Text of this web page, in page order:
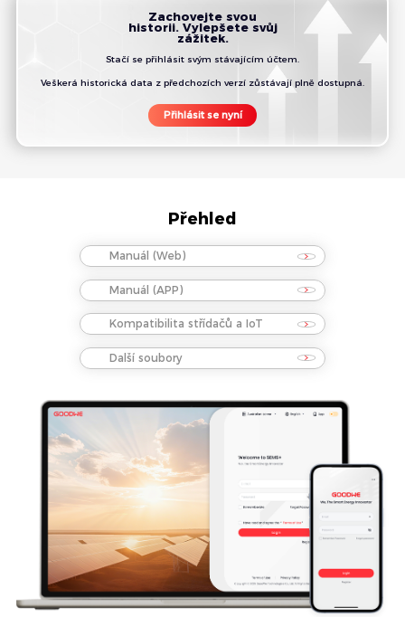
Zachovejte svou
historii. Vylepšete svůj
zážitek.
Stačí se přihlásit svým stávajícím účtem.
Veškerá historická data z předchozích verzí zůstávají plně dostupná.
Přihlásit se nyní
Přehled
Manuál (Web)
Manuál (APP)
Kompatibilita střídačů a IoT
Další soubory